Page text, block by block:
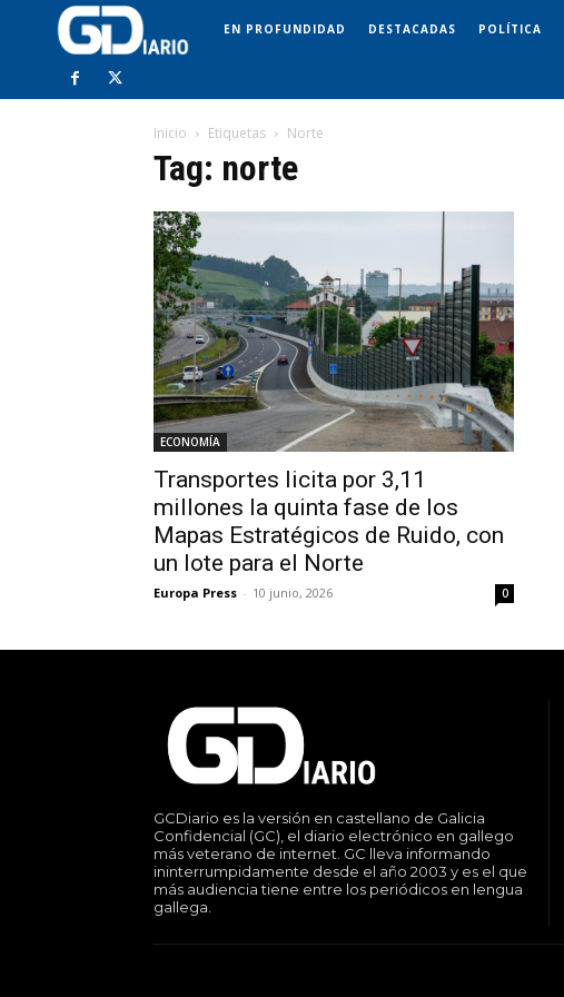
EN PROFUNDIDAD DESTACADAS POLÍTICA
Inicio Etiquetas Norte
Tag: norte
ECONOMÍA
Transportes licita por 3,11
millones la quinta fase de los
Mapas Estratégicos de Ruido, con
un lote para el Norte
Europa Press - 10 junio, 2026 0
GCDiario es la versión en castellano de Galicia
Confidencial (GC), el diario electrónico en gallego
más veterano de internet. GC lleva informando
ininterrumpidamente desde el año 2003 y es el que
más audiencia tiene entre los periódicos en lengua
gallega.